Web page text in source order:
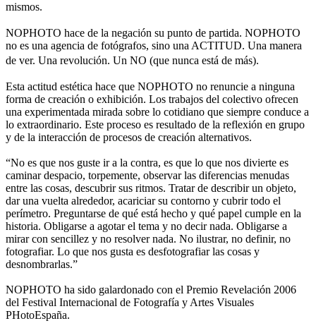
mismos.
NOPHOTO hace de la negación su punto de partida. NOPHOTO
no es una agencia de fotógrafos, sino una ACTITUD. Una manera
de ver. Una revolución. Un NO (que nunca está de más).
Esta actitud estética hace que NOPHOTO no renuncie a ninguna
forma de creación o exhibición. Los trabajos del colectivo ofrecen
una experimentada mirada sobre lo cotidiano que siempre conduce a
lo extraordinario. Este proceso es resultado de la reflexión en grupo
y de la interacción de procesos de creación alternativos.
“No es que nos guste ir a la contra, es que lo que nos divierte es
caminar despacio, torpemente, observar las diferencias menudas
entre las cosas, descubrir sus ritmos. Tratar de describir un objeto,
dar una vuelta alrededor, acariciar su contorno y cubrir todo el
perímetro. Preguntarse de qué está hecho y qué papel cumple en la
historia. Obligarse a agotar el tema y no decir nada. Obligarse a
mirar con sencillez y no resolver nada. No ilustrar, no definir, no
fotografiar. Lo que nos gusta es desfotografiar las cosas y
desnombrarlas.”
NOPHOTO ha sido galardonado con el Premio Revelación 2006
del Festival Internacional de Fotografía y Artes Visuales
PHotoEspaña.